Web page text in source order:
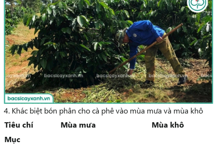
4. Khác biệt bón phân cho cà phê vào mùa mưa và mùa khô
Tiêu chí
Mùa mưa
Mùa khô
Mục